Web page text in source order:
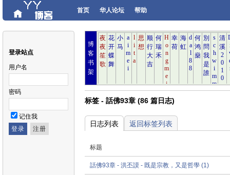
首页 华人论坛 帮助
登录站点
用户名
密码
记住我
博
客
书
架
标签 - 話佛93章 (86 篇日志)
日志列表 返回标签列表
标题
話佛93章 - 洪丕謨 - 既是宗教，又是哲學 (1)